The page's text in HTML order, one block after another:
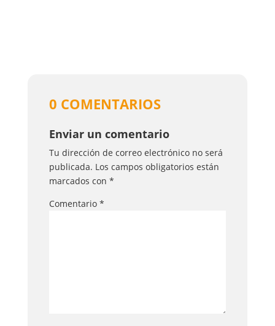
0 COMENTARIOS
Enviar un comentario
Tu dirección de correo electrónico no será
publicada. Los campos obligatorios están
marcados con *
Comentario *